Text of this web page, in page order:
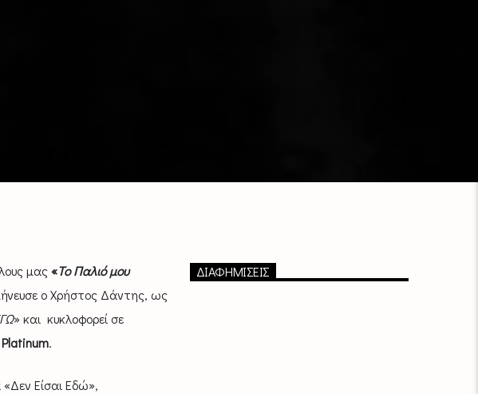
μας«Το Παλιό μου
ο Χρήστος Δάντης, ως
» και κυκλοφορεί σε
.
Είσαι Εδώ»,
ΔΙΑΦΗΜΙΣΕΙΣ